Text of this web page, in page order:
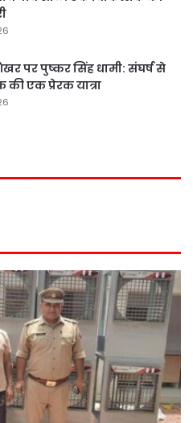
पर पुष्कर सिंह धामी: संघर्ष से
की एक प्रेरक यात्रा